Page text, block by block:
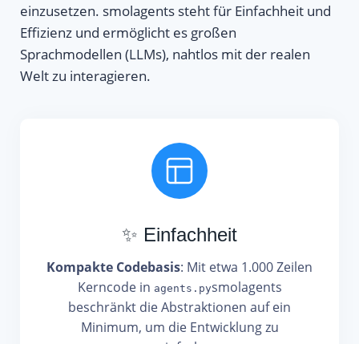
einzusetzen. smolagents steht für Einfachheit und
Effizienz und ermöglicht es großen
Sprachmodellen (LLMs), nahtlos mit der realen
Welt zu interagieren.
✨ Einfachheit
Kompakte Codebasis: Mit etwa 1.000 Zeilen
Kerncode in agents.pysmolagents
beschränkt die Abstraktionen auf ein
Minimum, um die Entwicklung zu